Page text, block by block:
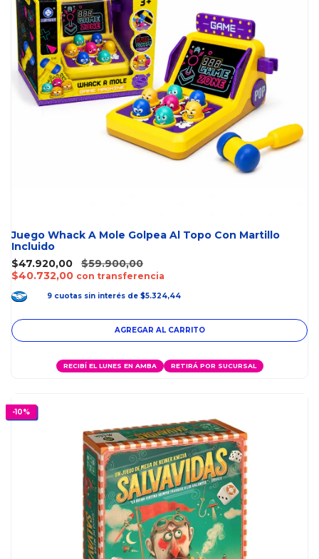
Juego Whack A Mole Golpea Al Topo Con Martillo
Incluido
$47.920,00
$59.900,00
$40.732,00 con transferencia
9 cuotas sin interés de $5.324,44
RECIBÍ EL LUNES EN AMBA RETIRÁ POR SUCURSAL
-10%